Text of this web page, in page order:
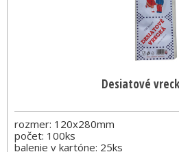
Desiatové
rozmer: 120x280mm
počet: 100ks
balenie v kartóne: 25ks